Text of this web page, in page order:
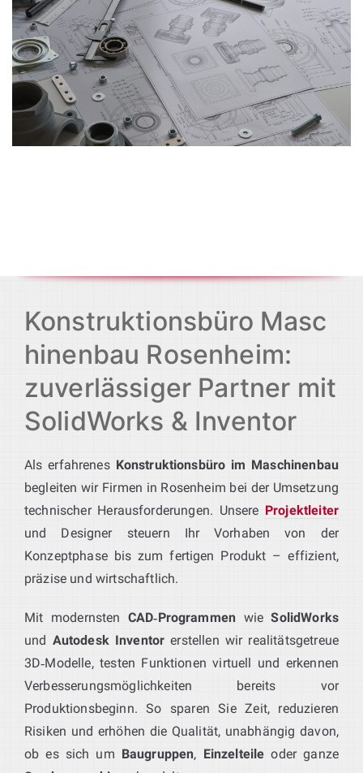
Konstruktionsbüro Masc
hinenbau Rosenheim:
zuverlässiger Partner mit
SolidWorks & Inventor
Als erfahrenes Konstruktionsbüro im Maschinenbau
begleiten wir Firmen in Rosenheim bei der Umsetzung
technischer Herausforderungen. Unsere Projektleiter
und Designer steuern Ihr Vorhaben von der
Konzeptphase bis zum fertigen Produkt – effizient,
präzise und wirtschaftlich.
Mit modernsten CAD‑Programmen wieSolidWorks
und Autodesk Inventor erstellen wir realitätsgetreue
3D‑Modelle, testen Funktionen virtuell und erkennen
Verbesserungsmöglichkeiten bereits vor
Produktionsbeginn. So sparen Sie Zeit, reduzieren
Risiken und erhöhen die Qualität, unabhängig davon,
ob es sich um Baugruppen, Einzelteile oder ganze